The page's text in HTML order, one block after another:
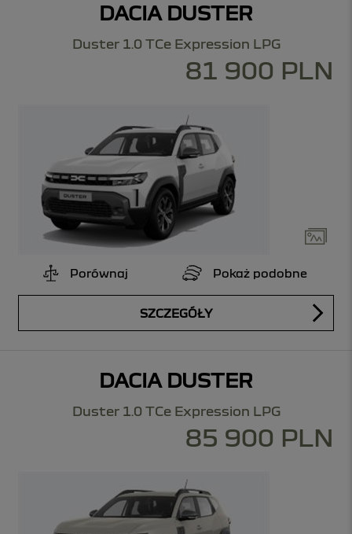
DACIA DUSTER
Duster 1.0 TCe Expression LPG
81 900 PLN
Porównaj Pokaż podobne
SZCZEGÓŁY
DACIA DUSTER
Duster 1.0 TCe Expression LPG
85 900 PLN